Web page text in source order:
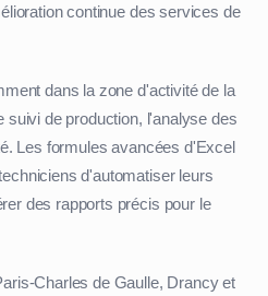
continue des services de
dans la zone d'activité de la
suivi de production, l'analyse des
Les formules avancées d'Excel
d'automatiser leurs
des rapports précis pour le
Charles de Gaulle, Drancy et